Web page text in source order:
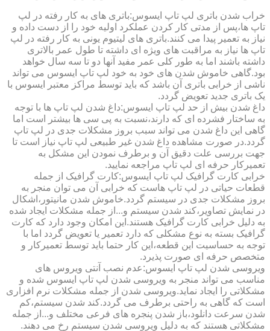
خراب شدن باتری لپ تاپ ایسوس:باتری های به کار رفته در لپ
تاپ ها،پس از مدتی کار کردن عملکرد اولیه خود را از دست داده و
نیاز به تعمیر پیدا می کنند.باتری های لیتیوم یونی به کار رفته در لپ
تاپ ها نیاز به مراقبت های ویژه ای داشته تا طول عمر بالاتری
داشته باشند اما به طور کلی عمر مفید آنها دو تا سه سال خواهد
بود.گاهی خاموش شدن های خود به خود لپ تاپ ایسوس می تواند
ناشی از خرابی باتری آن باشد که باید توسط مراکز معتبر ایسوس با
یک باتری جدید تعویض گردد.
داغ شدن بیش از حد لپ تاپ ایسوس:داغ شدن لپ تاپ ها با توجه
به ساختار فشرده ای که دارند،نسبت به پی سی ها بیشتر است اما
گاهی این داغ شدن می تواند سبب بروز مشکلات جدی در لپ تاپ
گردد.در صورت مشاهده داغ شدن غیر طبیعی لپ تاپ نیاز است تا
جهت بررسی علت دقیق آن و برطرف نمودن این مشکل به
تعمیرکار حرفه ای لپ تاپ مراجعه نمایید.
خرابی کارت گرافیک لپ تاپ ایسوس:کارت گرافیک از جمله
قطعات حیاتی در لپ تاپ هاست که خرابی آن می توان منجر به
بروز مشکلات جدی در سیستم گردد.خاموش شدن مانیتور،اشکال
در نمایش تصاویر،کند شدن سیستم و...از جمله مشکلات ایجاد شده
به دلیل خرابی کارت گرافیک هستند.این امکان وجود دارد که کارت
گرافیک بسته به نوع مشکلی که دارد تعمیر یا تعویض گردد اما با
توجه به حساسیت این قطعه،این کار حتما باید توسط تعمیرکار و
متخصص حرفه ای صورت پذیرد.
ویروسی شدن لپ تاپ ایسوس:عدم نصب آنتی ویروس های
مناسب می تواند منجر به ویروسی شدن لپ تاپ ایسوس شده و
مشکلاتی را ایجاد نماید.ویروسی شدن از جمله مشکلات نرم افزاری
است که گاهی به راحتی برطرف می گردد.کند شدن سیستم،کم
شدن سرعت دانلود،باز شدن پنجره های فرعی مختلف و...از جمله
مشکلاتی هستند که به دلیل ویروسی شدن سیستم رخ می دهند.